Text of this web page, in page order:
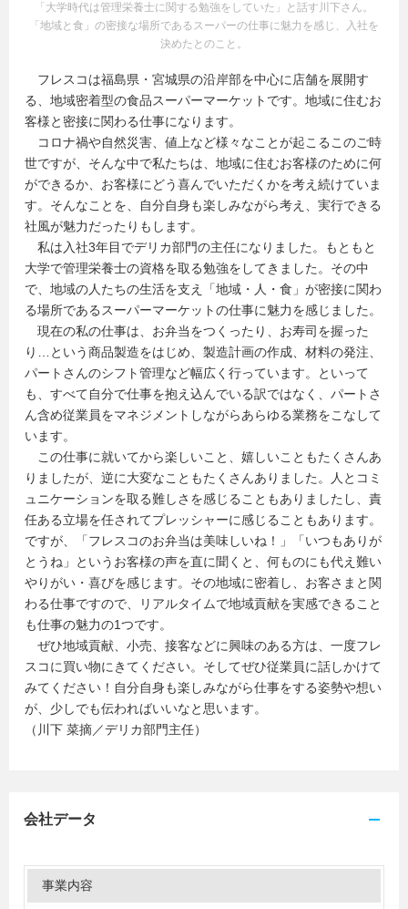
「大学時代は管理栄養士に関する勉強をしていた」と話す川下さん。
「地域と食」の密接な場所であるスーパーの仕事に魅力を感じ、入社を
決めたとのこと。
フレスコは福島県・宮城県の沿岸部を中心に店舗を展開す
る、地域密着型の食品スーパーマーケットです。地域に住むお
客様と密接に関わる仕事になります。
コロナ禍や自然災害、値上など様々なことが起こるこのご時
世ですが、そんな中で私たちは、地域に住むお客様のために何
ができるか、お客様にどう喜んでいただくかを考え続けていま
す。そんなことを、自分自身も楽しみながら考え、実行できる
社風が魅力だったりもします。
私は入社3年目でデリカ部門の主任になりました。もともと
大学で管理栄養士の資格を取る勉強をしてきました。その中
で、地域の人たちの生活を支え「地域・人・食」が密接に関わ
る場所であるスーパーマーケットの仕事に魅力を感じました。
現在の私の仕事は、お弁当をつくったり、お寿司を握った
り…という商品製造をはじめ、製造計画の作成、材料の発注、
パートさんのシフト管理など幅広く行っています。といって
も、すべて自分で仕事を抱え込んでいる訳ではなく、パートさ
ん含め従業員をマネジメントしながらあらゆる業務をこなして
います。
この仕事に就いてから楽しいこと、嬉しいこともたくさんあ
りましたが、逆に大変なこともたくさんありました。人とコミ
ュニケーションを取る難しさを感じることもありましたし、責
任ある立場を任されてプレッシャーに感じることもあります。
ですが、「フレスコのお弁当は美味しいね！」「いつもありが
とうね」というお客様の声を直に聞くと、何ものにも代え難い
やりがい・喜びを感じます。その地域に密着し、お客さまと関
わる仕事ですので、リアルタイムで地域貢献を実感できること
も仕事の魅力の1つです。
ぜひ地域貢献、小売、接客などに興味のある方は、一度フレ
スコに買い物にきてください。そしてぜひ従業員に話しかけて
みてください！自分自身も楽しみながら仕事をする姿勢や想い
が、少しでも伝わればいいなと思います。
（川下 菜摘／デリカ部門主任）
会社データ
事業内容